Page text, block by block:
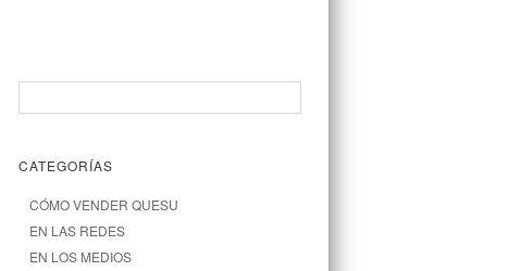
CATEGORÍAS
CÓMO VENDER QUESU
EN LAS REDES
EN LOS MEDIOS